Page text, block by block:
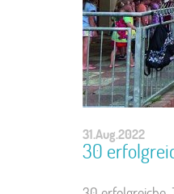
31.Aug.2022
30